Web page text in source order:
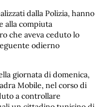
dalla Polizia, hanno
alla compiuta
che aveva ceduto lo
odierno
giornata di domenica,
Mobile, nel corso di
a controllare